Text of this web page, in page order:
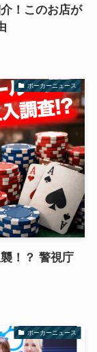
！このお店が
ポーカーニュース
！？ 警視庁
ポーカーニュース